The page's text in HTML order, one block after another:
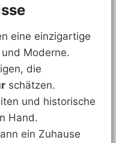
eine einzigartige
Moderne.
die
schätzen.
und historische
Hand.
ein Zuhause